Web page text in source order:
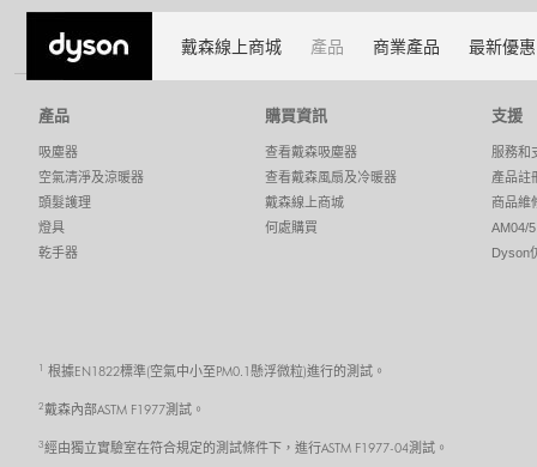
戴森線上商城 產品 商業產品 最新優惠
Fans and heaters 戴森風扇
產品
吸塵器
空氣清淨及涼暖器
頭髮護理
燈具
乾手器
購買資訊
查看戴森吸塵器
查看戴森風扇及冷暖器
戴森線上商城
何處購買
支援
服務和
產品註
商品維
AM04/
Dyson
1 根據EN1822標準(空氣中小至PM0.1懸浮微粒)進行的測試。
2戴森內部ASTM F1977測試。
3經由獨立實驗室在符合規定的測試條件下，進行ASTM F1977-04測試。